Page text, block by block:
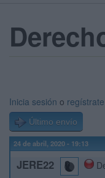
Inicia sesión o regístrate
Último envío
24 de abril, 2020 - 19:13
JERE22